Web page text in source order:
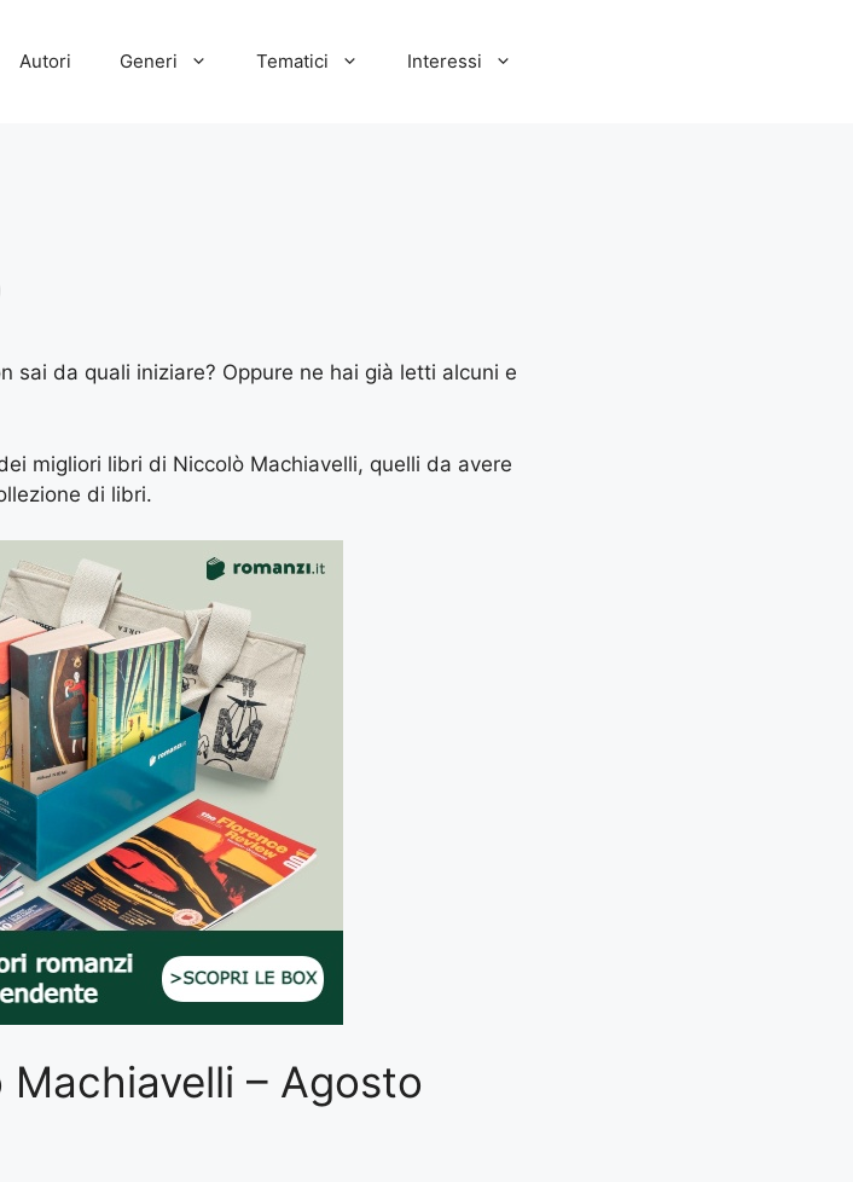
Autori Generi Tematici Interessi
sai da quali iniziare? Oppure ne hai già letti alcuni e
migliori libri di Niccolò Machiavelli, quelli da avere
di libri.
– Agosto